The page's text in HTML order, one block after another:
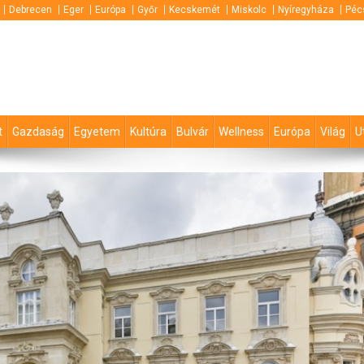
Debrecen Eger Európa Győr Kecskemét Miskolc Nyíregyháza
Gazdaság Egyetem Kultúra Bulvár Wellness Európa Világ